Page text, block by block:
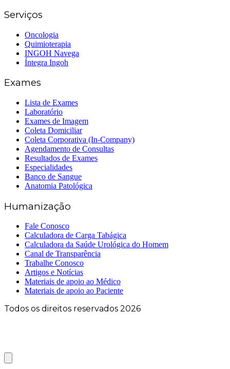
Serviços
Oncologia
Quimioterapia
INGOH Navega
Íntegra Ingoh
Exames
Lista de Exames
Laboratório
Exames de Imagem
Coleta Domiciliar
Coleta Corporativa (In-Company)
Agendamento de Consultas
Resultados de Exames
Especialidades
Banco de Sangue
Anatomia Patológica
Humanização
Fale Conosco
Calculadora de Carga Tabágica
Calculadora da Saúde Urológica do Homem
Canal de Transparência
Trabalhe Conosco
Artigos e Notícias
Materiais de apoio ao Médico
Materiais de apoio ao Paciente
Todos os direitos reservados 2026